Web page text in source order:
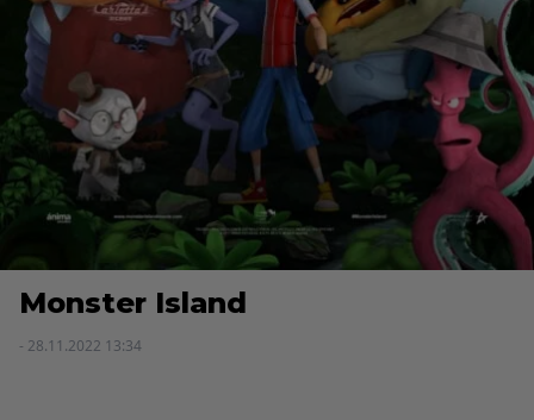
Monster Island
- 28.11.2022 13:34